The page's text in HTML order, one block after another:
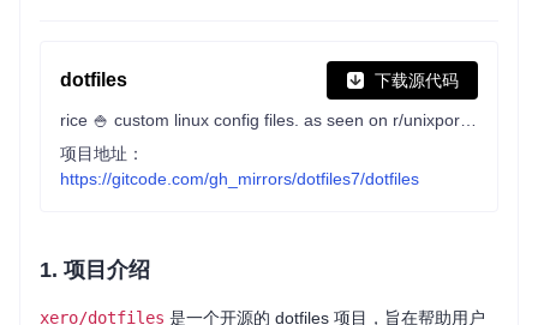
dotfiles 下载源代码
项目地址：
https://gitcode.com/gh_mirrors/dotfiles7/dotfiles
1. 项目介绍
xero/dotfiles 是一个开源的 dotfiles 项目，旨在帮助用户